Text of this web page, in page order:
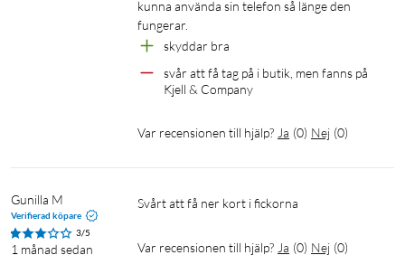
kunna använda sin telefon så länge den
fungerar.
skyddar bra
svår att få tag på i butik, men fanns på
Kjell & Company
Var recensionen till hjälp? Ja (0) Nej (0)
Gunilla M
Verifierad köpare
3/5
1 månad sedan
Svårt att få ner kort i fickorna
Var recensionen till hjälp? Ja (0) Nej (0)